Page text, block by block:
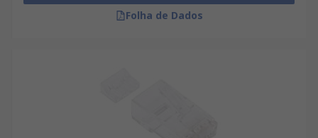
Folha de Dados